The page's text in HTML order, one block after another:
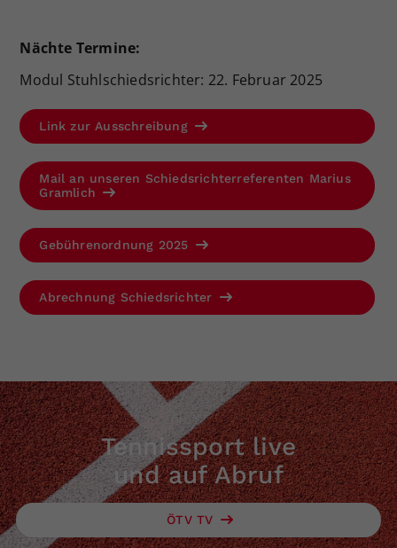
Nächte Termine:
Modul Stuhlschiedsrichter: 22. Februar 2025
Link zur Ausschreibung
Mail an unseren Schiedsrichterreferenten Marius
Gramlich
Gebührenordnung 2025
Abrechnung Schiedsrichter
Tennissport live
und auf Abruf
ÖTV TV
Zweck
historische Speicherung Ihrer
Webseiten-Betreiber dies eingestellt